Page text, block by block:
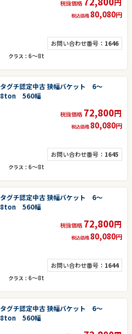
税抜価格
税込価格 80,080円
お問い合わせ番号： 1646
クラス 6～8t
タグチ認定中古 狭幅バケット 6～
8ton 560幅
税抜価格 72,800円
税込価格 80,080円
お問い合わせ番号： 1645
クラス 6～8t
タグチ認定中古 狭幅バケット 6～
8ton 560幅
税抜価格 72,800円
税込価格 80,080円
お問い合わせ番号： 1644
クラス 6～8t
タグチ認定中古 狭幅バケット 6～
8ton 560幅